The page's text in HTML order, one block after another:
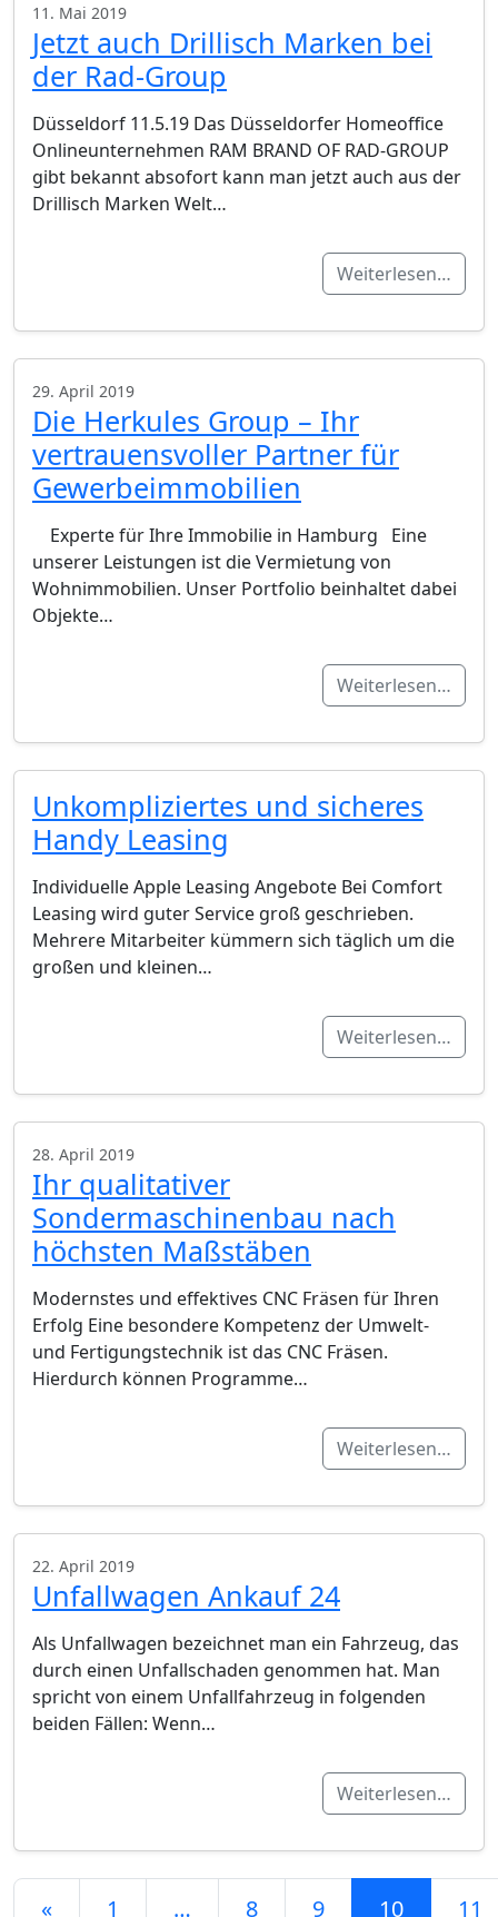
11. Mai 2019
Jetzt auch Drillisch Marken bei
der Rad-Group
Düsseldorf 11.5.19 Das Düsseldorfer Homeoffice
Onlineunternehmen RAM BRAND OF RAD-GROUP
gibt bekannt absofort kann man jetzt auch aus der
Drillisch Marken Welt…
Weiterlesen…
29. April 2019
Die Herkules Group – Ihr
vertrauensvoller Partner für
Gewerbeimmobilien
Experte für Ihre Immobilie in Hamburg Eine
unserer Leistungen ist die Vermietung von
Wohnimmobilien. Unser Portfolio beinhaltet dabei
Objekte…
Weiterlesen…
Unkompliziertes und sicheres
Handy Leasing
Individuelle Apple Leasing Angebote Bei Comfort
Leasing wird guter Service groß geschrieben.
Mehrere Mitarbeiter kümmern sich täglich um die
großen und kleinen…
Weiterlesen…
28. April 2019
Ihr qualitativer
Sondermaschinenbau nach
höchsten Maßstäben
Modernstes und effektives CNC Fräsen für Ihren
Erfolg Eine besondere Kompetenz der Umwelt-
und Fertigungstechnik ist das CNC Fräsen.
Hierdurch können Programme…
Weiterlesen…
22. April 2019
Unfallwagen Ankauf 24
Als Unfallwagen bezeichnet man ein Fahrzeug, das
durch einen Unfallschaden genommen hat. Man
spricht von einem Unfallfahrzeug in folgenden
beiden Fällen: Wenn…
Weiterlesen…
Beitrags-Navigation
« 1 … 8 9 10 11